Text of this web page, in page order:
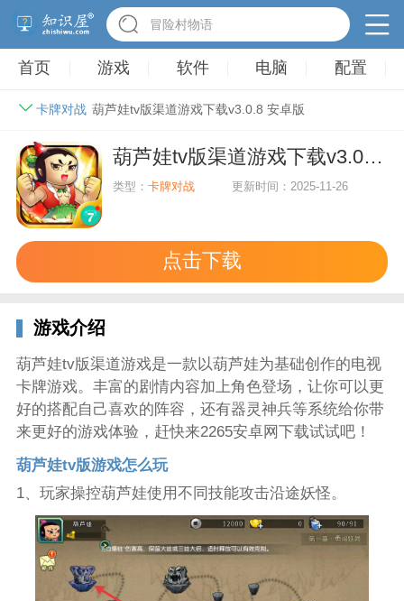
冒险村物语
首页 游戏 软件 电脑 配置
卡牌对战 葫芦娃tv版渠道游戏下载v3.0.8 安卓版
葫芦娃tv版渠道游戏下载v3.0.8 安卓版
类型：卡牌对战 更新时间：2025-11-26
点击下载
游戏介绍
葫芦娃tv版渠道游戏是一款以葫芦娃为基础创作的电视
卡牌游戏。丰富的剧情内容加上角色登场，让你可以更
好的搭配自己喜欢的阵容，还有器灵神兵等系统给你带
来更好的游戏体验，赶快来2265安卓网下载试试吧！
葫芦娃tv版游戏怎么玩
1、玩家操控葫芦娃使用不同技能攻击沿途妖怪。